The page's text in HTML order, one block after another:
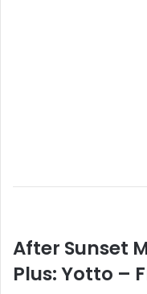
After Sunset
Plus: Yotto –